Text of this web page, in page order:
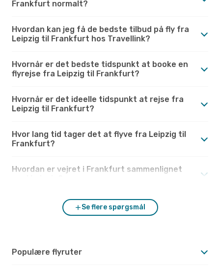
Frankfurt normalt?
Hvordan kan jeg få de bedste tilbud på fly fra
Leipzig til Frankfurt hos Travellink?
Hvornår er det bedste tidspunkt at booke en
flyrejse fra Leipzig til Frankfurt?
Hvornår er det ideelle tidspunkt at rejse fra
Leipzig til Frankfurt?
Hvor lang tid tager det at flyve fra Leipzig til
Frankfurt?
Hvordan er vejret i Frankfurt sammenlignet
Se flere spørgsmål
Populære flyruter